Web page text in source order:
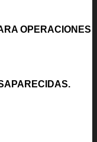
OPERACIONES